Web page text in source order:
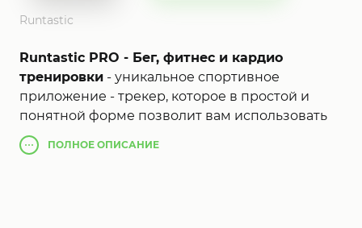
Runtastic
Runtastic PRO - Бег, фитнес и кардио
тренировки - уникальное спортивное
приложение - трекер, которое в простой и
понятной форме позволит вам использовать
функции и возможности используемые
профессиональными спортсменами. Данная
ПОЛНОЕ ОПИСАНИЕ